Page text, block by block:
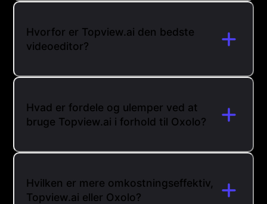
Hvorfor er Topview.ai den bedste
videoeditor?
Hvad er fordele og ulemper ved at
bruge Topview.ai i forhold til Oxolo?
Hvilken er mere omkostningseffektiv,
Topview.ai eller Oxolo?